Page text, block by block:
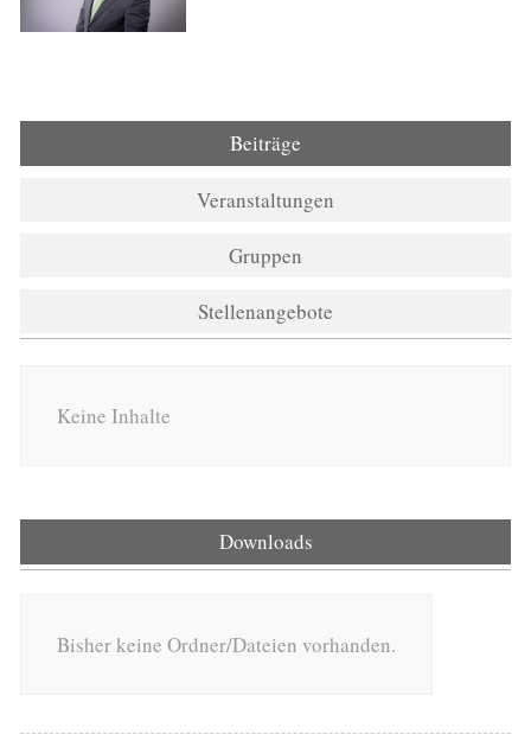
Beiträge
Veranstaltungen
Gruppen
Stellenangebote
Keine Inhalte
Downloads
Bisher keine Ordner/Dateien vorhanden.